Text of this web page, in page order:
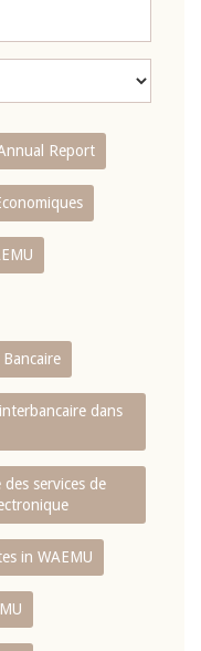
Report
dans
services de
in WAEMU